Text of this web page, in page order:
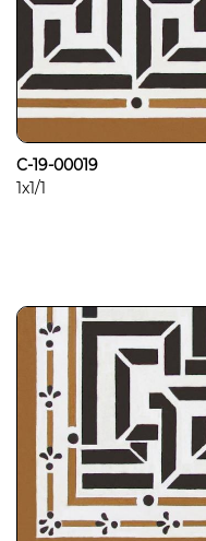
C-19-00019
1x1/1